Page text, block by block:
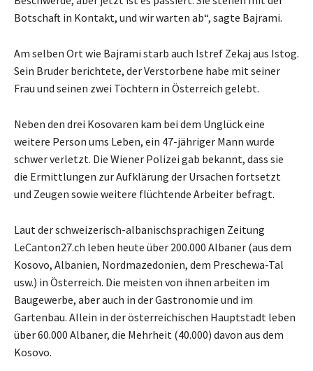
Botschaft in Kontakt, und wir warten ab“, sagte Bajrami.
Am selben Ort wie Bajrami starb auch Istref Zekaj aus Istog.
Sein Bruder berichtete, der Verstorbene habe mit seiner
Frau und seinen zwei Töchtern in Österreich gelebt.
Neben den drei Kosovaren kam bei dem Unglück eine
weitere Person ums Leben, ein 47-jähriger Mann wurde
schwer verletzt. Die Wiener Polizei gab bekannt, dass sie
die Ermittlungen zur Aufklärung der Ursachen fortsetzt
und Zeugen sowie weitere flüchtende Arbeiter befragt.
Laut der schweizerisch-albanischsprachigen Zeitung
LeCanton27.ch leben heute über 200.000 Albaner (aus dem
Kosovo, Albanien, Nordmazedonien, dem Preschewa-Tal
usw.) in Österreich. Die meisten von ihnen arbeiten im
Baugewerbe, aber auch in der Gastronomie und im
Gartenbau. Allein in der österreichischen Hauptstadt leben
über 60.000 Albaner, die Mehrheit (40.000) davon aus dem
Kosovo.